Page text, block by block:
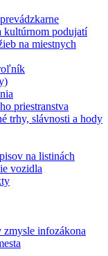
kultúrnom podujatí
na miestnych
priestranstva
trhy, slávnosti a hody
na listinách
vozidla
infozákona